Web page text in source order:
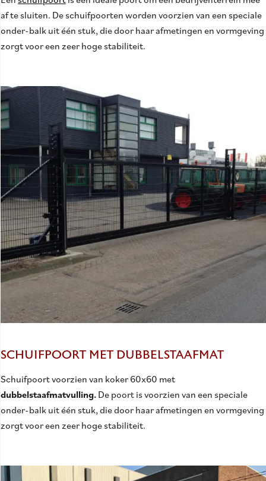
af te sluiten. De schuifpoorten worden voorzien van een speciale
onder-balk uit één stuk, die door haar afmetingen en vormgeving
zorgt voor een zeer hoge stabiliteit.
SCHUIFPOORT MET DUBBELSTAAFMAT
Schuifpoort voorzien van koker 60x60 met
dubbelstaafmatvulling. De poort is voorzien van een speciale
onder-balk uit één stuk, die door haar afmetingen en vormgeving
zorgt voor een zeer hoge stabiliteit.